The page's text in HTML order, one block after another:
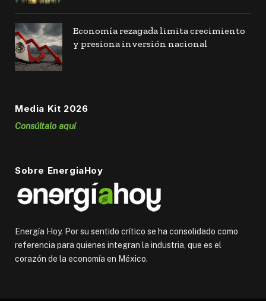
Economía rezagada limita crecimiento
y presiona inversión nacional
Media Kit 2026
Consúltalo aquí
Sobre EnergiaHoy
Energía Hoy. Por su sentido crítico se ha consolidado como
referencia para quienes integran la industria, que es el
corazón de la economía en México.